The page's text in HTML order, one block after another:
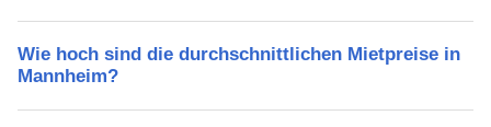
Wie hoch sind die durchschnittlichen Mietpreise in
Mannheim?